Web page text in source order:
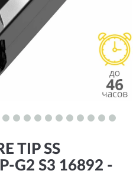
TIP SS
G2 S3 16892 -